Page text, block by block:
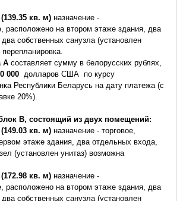
кв. м) назначение -
расположено на втором этаже здания, два
собственных санузла (установлен
А составляет сумму в белорусских рублях,
000 долларов США по курсу
Республики Беларусь на дату платежа (с
20%).
В, состоящий из двух помещений:
кв. м) назначение - торговое,
этаже здания, два отдельных входа,
(установлен унитаз) возможна
кв. м) назначение -
расположено на втором этаже здания, два
собственных санузла (установлен